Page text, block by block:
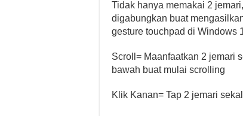
Tidak hanya memakai 2
digabungkan buat
gesture touchpad di Windows
Scroll= Maanfaatkan 2 jemari
bawah buat mulai scrolling
Klik Kanan= Tap 2 jemari